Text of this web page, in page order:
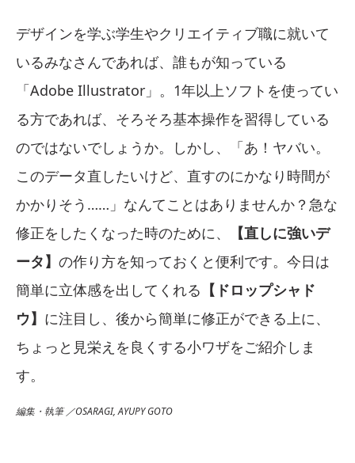
デザインを学ぶ学生やクリエイティブ職に就いて
いるみなさんであれば、誰もが知っている
「Adobe Illustrator」。1年以上ソフトを使ってい
る方であれば、そろそろ基本操作を習得している
のではないでしょうか。しかし、「あ！ヤバい。
このデータ直したいけど、直すのにかなり時間が
かかりそう……」なんてことはありませんか？急な
修正をしたくなった時のために、
【直しに強いデ
ータ】 の作り方を知っておくと便利です。今日は
簡単に立体感を出してくれる 【ドロップシャド
ウ】 に注目し、後から簡単に修正ができる上に、
ちょっと見栄えを良くする小ワザをご紹介しま
す。
編集・執筆 ／OSARAGI, AYUPY GOTO